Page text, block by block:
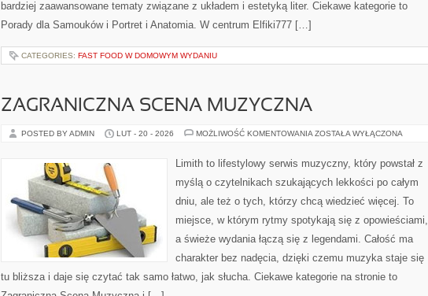
bardziej zaawansowane tematy związane z układem i estetyką liter. Ciekawe kategorie to
Porady dla Samouków i Portret i Anatomia. W centrum Elfiki777 […]
CATEGORIES: FAST FOOD W DOMOWYM WYDANIU
ZAGRANICZNA SCENA MUZYCZNA
POSTED BY ADMIN LUT - 20 - 2026 MOŻLIWOŚĆ KOMENTOWANIA ZAGRANICZNA
ZOSTAŁA WYŁĄCZONA
Limith to lifestylowy serwis muzyczny, który powstał z
myślą o czytelnikach szukających lekkości po całym
dniu, ale też o tych, którzy chcą wiedzieć więcej. To
miejsce, w którym rytmy spotykają się z opowieściami,
a świeże wydania łączą się z legendami. Całość ma
charakter bez nadęcia, dzięki czemu muzyka staje się
tu bliższa i daje się czytać tak samo łatwo, jak słucha. Ciekawe kategorie na stronie to